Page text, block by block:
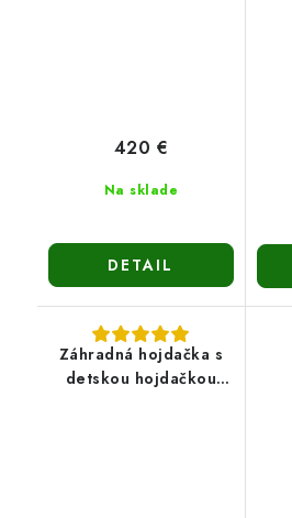
Na sklade
420 €
DETAIL
Záhradná hojdačka s
detskou hojdačkou